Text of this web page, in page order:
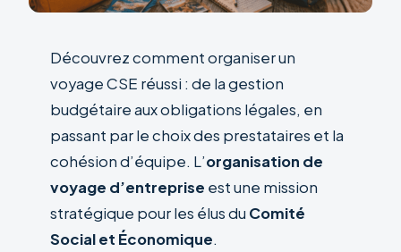
Découvrez comment organiser un
voyage CSE réussi : de la gestion
budgétaire aux obligations légales, en
passant par le choix des prestataires et la
cohésion d’équipe. L’organisation de
voyage d’entreprise est une mission
stratégique pour les élus du Comité
Social et Économique.